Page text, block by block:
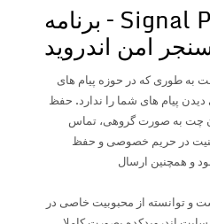
دانلود Signal Private Messenger 4.66.1 – برنامه
امن اندروید
به طوری که در حوزه پیام های
پیام های شما را ندارد. حفظ
چت به صورت گروهی، تماس
در حریم خصوصی و حفظ
و همچنین ارسال
و اجرا شده است و توانسته از محبوبیت خاصی در